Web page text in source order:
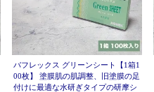
バフレックス グリーンシート【1箱1
00枚】 塗膜肌の肌調整、旧塗膜の足
付けに最適な水研ぎタイプの研摩シ